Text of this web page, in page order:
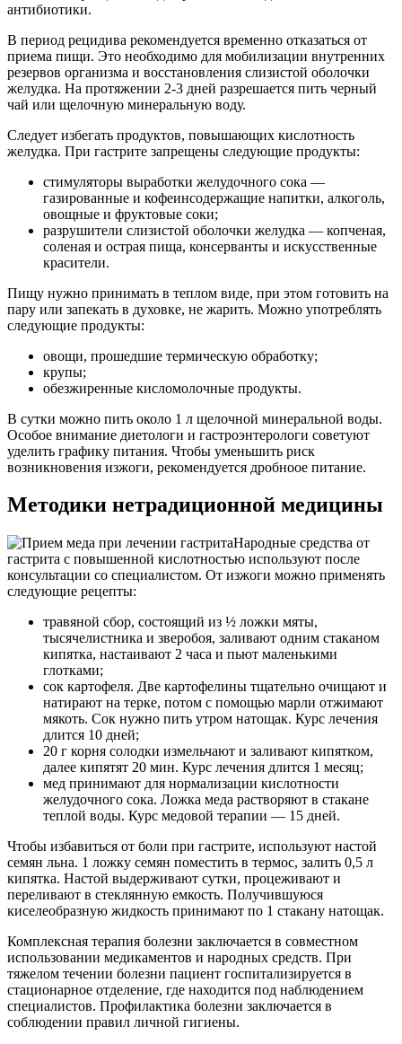
антибиотики.
В период рецидива рекомендуется временно отказаться от
приема пищи. Это необходимо для мобилизации внутренних
резервов организма и восстановления слизистой оболочки
желудка. На протяжении 2-3 дней разрешается пить черный
чай или щелочную минеральную воду.
Следует избегать продуктов, повышающих кислотность
желудка. При гастрите запрещены следующие продукты:
стимуляторы выработки желудочного сока —
газированные и кофеинсодержащие напитки, алкоголь,
овощные и фруктовые соки;
разрушители слизистой оболочки желудка — копченая,
соленая и острая пища, консерванты и искусственные
красители.
Пищу нужно принимать в теплом виде, при этом готовить на
пару или запекать в духовке, не жарить. Можно употреблять
следующие продукты:
овощи, прошедшие термическую обработку;
крупы;
обезжиренные кисломолочные продукты.
В сутки можно пить около 1 л щелочной минеральной воды.
Особое внимание диетологи и гастроэнтерологи советуют
уделить графику питания. Чтобы уменьшить риск
возникновения изжоги, рекомендуется дробноое питание.
Методики нетрадиционной медицины
Народные средства от
гастрита с повышенной кислотностью используют после
консультации со специалистом. От изжоги можно применять
следующие рецепты:
травяной сбор, состоящий из ½ ложки мяты,
тысячелистника и зверобоя, заливают одним стаканом
кипятка, настаивают 2 часа и пьют маленькими
глотками;
сок картофеля. Две картофелины тщательно очищают и
натирают на терке, потом с помощью марли отжимают
мякоть. Сок нужно пить утром натощак. Курс лечения
длится 10 дней;
20 г корня солодки измельчают и заливают кипятком,
далее кипятят 20 мин. Курс лечения длится 1 месяц;
мед принимают для нормализации кислотности
желудочного сока. Ложка меда растворяют в стакане
теплой воды. Курс медовой терапии — 15 дней.
Чтобы избавиться от боли при гастрите, используют настой
семян льна. 1 ложку семян поместить в термос, залить 0,5 л
кипятка. Настой выдерживают сутки, процеживают и
переливают в стеклянную емкость. Получившуюся
киселеобразную жидкость принимают по 1 стакану натощак.
Комплексная терапия болезни заключается в совместном
использовании медикаментов и народных средств. При
тяжелом течении болезни пациент госпитализируется в
стационарное отделение, где находится под наблюдением
специалистов. Профилактика болезни заключается в
соблюдении правил личной гигиены.